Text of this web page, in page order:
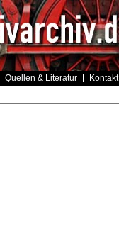
Quellen & Literatur Kontakt